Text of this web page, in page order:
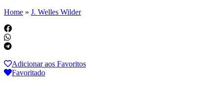
Home » J. Welles Wilder
Adicionar aos Favoritos
Favoritado